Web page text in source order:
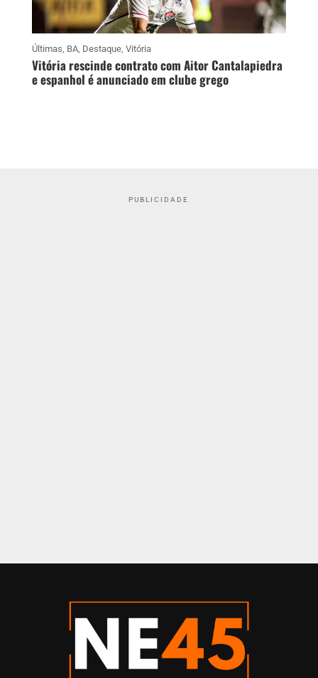
Últimas BA, Destaque, Vitória
Vitória rescinde contrato com Aitor Cantalapiedra
e espanhol é anunciado em clube grego
PUBLICIDADE